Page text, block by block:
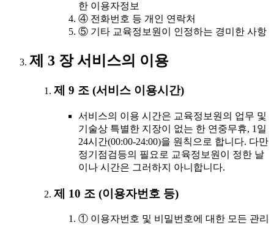
한 이용자정보
④ 전화번호 등 개인 연락처
⑤ 기타 교육정보원이 인정하는 경미한 사항
제 3 장 서비스의 이용
제 9 조 (서비스 이용시간)
서비스의 이용 시간은 교육정보원의 업무 및
기술상 특별한 지장이 없는 한 연중무휴, 1일
24시간(00:00-24:00)을 원칙으로 합니다. 다만
정기점검등의 필요로 교육정보원이 정한 날
이나 시간은 그러하지 아니합니다.
제 10 조 (이용자번호 등)
① 이용자번호 및 비밀번호에 대한 모든 관리